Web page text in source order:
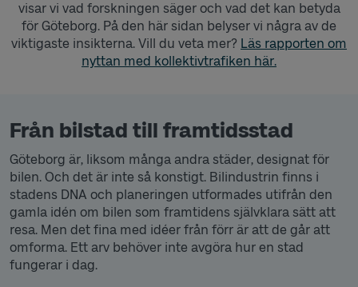
visar vi vad forskningen säger och vad det kan betyda
för Göteborg. På den här sidan belyser vi några av de
viktigaste insikterna. Vill du veta mer? Läs rapporten om
nyttan med kollektivtrafiken här.
Från bilstad till framtidsstad
Göteborg är, liksom många andra städer, designat för
bilen. Och det är inte så konstigt. Bilindustrin finns i
stadens DNA och planeringen utformades utifrån den
gamla idén om bilen som framtidens självklara sätt att
resa. Men det fina med idéer från förr är att de går att
omforma. Ett arv behöver inte avgöra hur en stad
fungerar i dag.